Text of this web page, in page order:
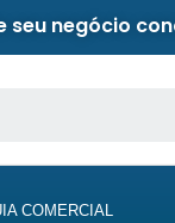
seu negócio
COMERCIAL